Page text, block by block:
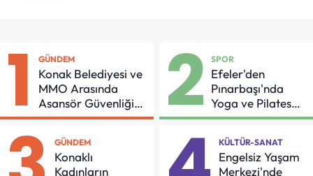
1 GÜNDEM
Konak Belediyesi ve
MMO Arasında
Asansör Güvenliği
İçin Önemli Protokol
2 SPOR
Efeler'den
Pınarbaşı'nda
Yoga ve Pilates
Buluşması
GÜNDEM
Konaklı
Kadınların
KÜLTÜR-SANAT
Engelsiz Yaşam
Merkezi'nde